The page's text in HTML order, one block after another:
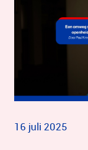
16 juli 2025